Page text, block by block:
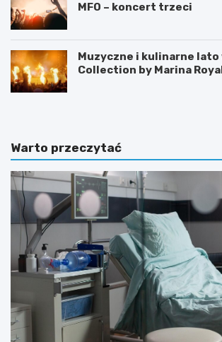
MFO – koncert trzeci
Muzyczne i kulinarne lato
Collection by Marina
Warto przeczytać